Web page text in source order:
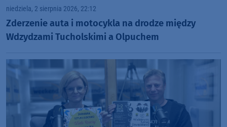
niedziela, 2 sierpnia 2026, 22:12
Zderzenie auta i motocykla na drodze między
Wdzydzami Tucholskimi a Olpuchem